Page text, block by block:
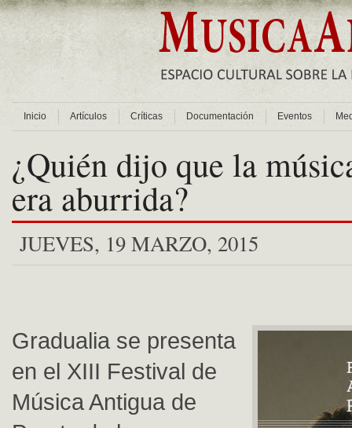
Inicio Artículos Críticas Documentación Eventos
¿Quién dijo que la
era aburrida?
JUEVES, 19 MARZO, 2015
Gradualia se presenta
en el XIII Festival de
Música Antigua de